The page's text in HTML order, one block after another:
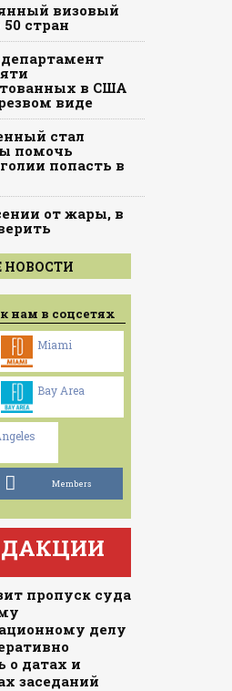
визовый
стран
в США
виде
стал
помочь
попасть в
от жары, в
НОВОСТИ
нам в соцсетях
Miami
Bay Area
Members
пропуск суда
делу
о датах и
заседаний